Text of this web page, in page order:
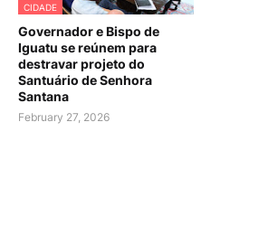
CIDADE
Governador e Bispo de
Iguatu se reúnem para
destravar projeto do
Santuário de Senhora
Santana
February 27, 2026